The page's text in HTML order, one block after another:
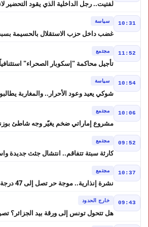
10:31 سياسة
غضب داخل حزب الاستقلال بالحسيمة
11:52 مجتمع
تأجيل محاكمة "إسكوبار الصحراء"
10:54 سياسة
شوكي يعيد وعود الأحرار.. والمغاربة
10:06 مجتمع
مشروع إماراتي ضخم يغيّر وجه شاطئ
09:52 مجتمع
كارثة سبتة تتفاقم.. انتشال جثث جديدة
10:37 مجتمع
نشرة
09:43 خارج الحدود
هل تتحول تونس إلى ورقة بيد الجزائر؟